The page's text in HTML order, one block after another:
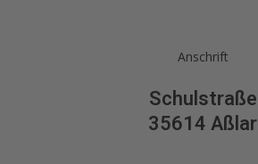
Anschrift
Schulstraße
35614 Aßlar